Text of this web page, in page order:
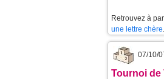
Retrouvez à
une lettre chère.
07/10/
Tournoi de